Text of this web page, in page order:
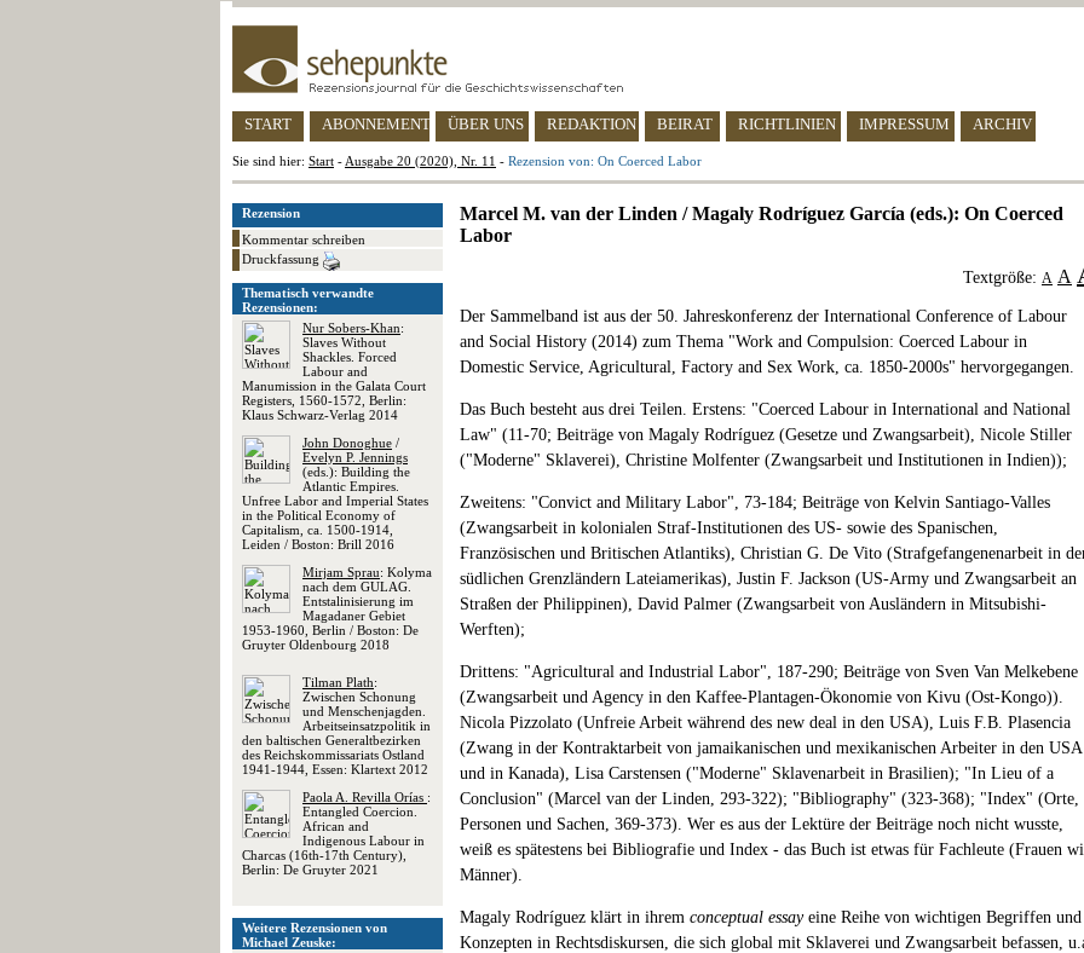
START ABONNEMENT ÜBER UNS REDAKTION BEIRAT RICHTLINIEN IMPRESSUM ARCHIV
Sie sind hier: Start - Ausgabe 20 (2020), Nr. 11 - Rezension von: On Coerced Labor
Rezension
Kommentar schreiben
Druckfassung
Thematisch verwandte
Rezensionen:
Nur Sobers-Khan:
Slaves Without
Shackles. Forced
Labour and
Manumission in the Galata Court
Registers, 1560-1572, Berlin:
Klaus Schwarz-Verlag 2014
John Donoghue /
Evelyn P. Jennings
(eds.): Building the
Atlantic Empires.
Unfree Labor and Imperial States
in the Political Economy of
Capitalism, ca. 1500-1914,
Leiden / Boston: Brill 2016
Mirjam Sprau: Kolyma
nach dem GULAG.
Entstalinisierung im
Magadaner Gebiet
1953-1960, Berlin / Boston: De
Gruyter Oldenbourg 2018
Tilman Plath:
Zwischen Schonung
und Menschenjagden.
Arbeitseinsatzpolitik in
den baltischen Generaltbezirken
des Reichskommissariats Ostland
1941-1944, Essen: Klartext 2012
Paola A. Revilla Orías :
Entangled Coercion.
African and
Indigenous Labour in
Charcas (16th-17th Century),
Berlin: De Gruyter 2021
Weitere Rezensionen von
Michael Zeuske:
Marcel M. van der Linden / Magaly Rodríguez García (eds.): On Coerced
Labor
Textgröße: A A
Der Sammelband ist aus der 50. Jahreskonferenz der International Conference of Labour
and Social History (2014) zum Thema "Work and Compulsion: Coerced Labour in
Domestic Service, Agricultural, Factory and Sex Work, ca. 1850-2000s" hervorgegangen.
Das Buch besteht aus drei Teilen. Erstens: "Coerced Labour in International and National
Law" (11-70; Beiträge von Magaly Rodríguez (Gesetze und Zwangsarbeit), Nicole Stiller
("Moderne" Sklaverei), Christine Molfenter (Zwangsarbeit und Institutionen in Indien));
Zweitens: "Convict and Military Labor", 73-184; Beiträge von Kelvin Santiago-Valles
(Zwangsarbeit in kolonialen Straf-Institutionen des US- sowie des Spanischen,
Französischen und Britischen Atlantiks), Christian G. De Vito (Strafgefangenenarbeit in
südlichen Grenzländern Lateiamerikas), Justin F. Jackson (US-Army und Zwangsarbeit an
Straßen der Philippinen), David Palmer (Zwangsarbeit von Ausländern in Mitsubishi-
Werften);
Drittens: "Agricultural and Industrial Labor", 187-290; Beiträge von Sven Van Melkebene
(Zwangsarbeit und Agency in den Kaffee-Plantagen-Ökonomie von Kivu (Ost-Kongo)).
Nicola Pizzolato (Unfreie Arbeit während des new deal in den USA), Luis F.B. Plasencia
(Zwang in der Kontraktarbeit von jamaikanischen und mexikanischen Arbeiter in den USA
und in Kanada), Lisa Carstensen ("Moderne" Sklavenarbeit in Brasilien); "In Lieu of a
Conclusion" (Marcel van der Linden, 293-322); "Bibliography" (323-368); "Index" (Orte,
Personen und Sachen, 369-373). Wer es aus der Lektüre der Beiträge noch nicht wusste,
weiß es spätestens bei Bibliografie und Index - das Buch ist etwas für Fachleute (Frauen
Männer).
Magaly Rodríguez klärt in ihrem conceptual essayeine Reihe von wichtigen Begriffen und
Konzepten in Rechtsdiskursen, die sich global mit Sklaverei und Zwangsarbeit befassen,